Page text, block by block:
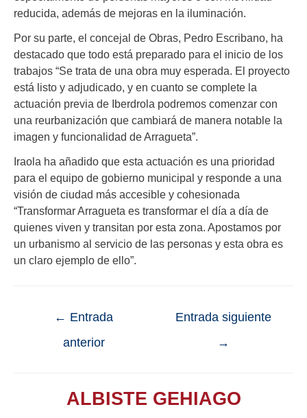
reducida, además de mejoras en la iluminación.
Por su parte, el concejal de Obras, Pedro Escribano, ha
destacado que todo está preparado para el inicio de los
trabajos “Se trata de una obra muy esperada. El proyecto
está listo y adjudicado, y en cuanto se complete la
actuación previa de Iberdrola podremos comenzar con
una reurbanización que cambiará de manera notable la
imagen y funcionalidad de Arragueta”.
Iraola ha añadido que esta actuación es una prioridad
para el equipo de gobierno municipal y responde a una
visión de ciudad más accesible y cohesionada
“Transformar Arragueta es transformar el día a día de
quienes viven y transitan por esta zona. Apostamos por
un urbanismo al servicio de las personas y esta obra es
un claro ejemplo de ello”.
← Entrada
anterior
Entrada siguiente
→
ALBISTE GEHIAGO